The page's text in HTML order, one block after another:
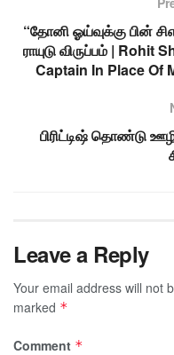
“தோனி ஓய்வுக்கு பின்
ராயுடு விருப்பம் |
Captain In Place Of
பிரிட்டிஷ் தொண்டு
Leave a Reply
Your email address will not
marked *
Comment *